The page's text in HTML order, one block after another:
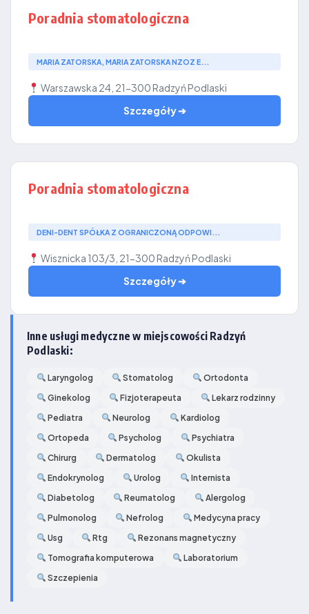
Poradnia stomatologiczna
MARIA ZATORSKA, MARIA ZATORSKA NZOZ E...
Warszawska 24, 21-300 Radzyń Podlaski
Szczegóły ➔
Poradnia stomatologiczna
DENI-DENT SPÓŁKA Z OGRANICZONĄ ODPOWI...
Wisznicka 103/3, 21-300 Radzyń Podlaski
Szczegóły ➔
Inne usługi medyczne w miejscowości Radzyń
Podlaski:
Laryngolog Stomatolog
Ortodonta
Ginekolog
Fizjoterapeuta
Lekarz rodzinny
Pediatra
Neurolog
Kardiolog
Ortopeda
Psycholog
Psychiatra
Chirurg
Dermatolog
Okulista
Endokrynolog
Urolog
Internista
Diabetolog
Reumatolog
Alergolog
Pulmonolog
Nefrolog
Medycyna pracy
Usg
Rtg
Rezonans magnetyczny
Tomografia komputerowa
Laboratorium
Szczepienia